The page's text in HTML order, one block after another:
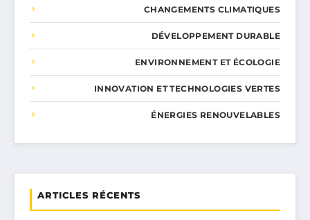
CHANGEMENTS CLIMATIQUES
DÉVELOPPEMENT DURABLE
ENVIRONNEMENT ET ÉCOLOGIE
INNOVATION ET TECHNOLOGIES VERTES
ÉNERGIES RENOUVELABLES
ARTICLES RÉCENTS